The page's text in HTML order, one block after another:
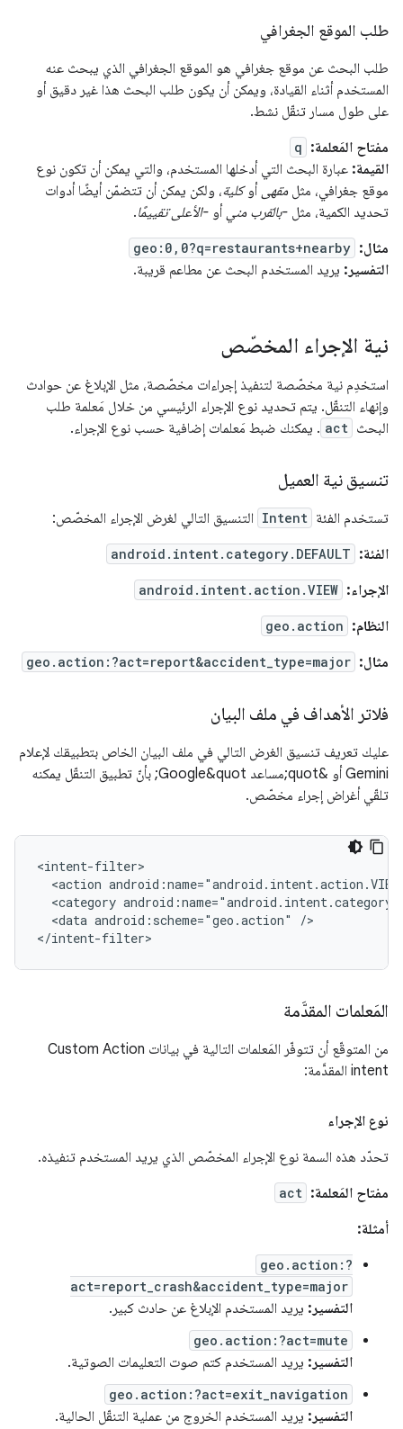
طلب الموقع الجغرافي
طلب البحث عن موقع جغرافي هو الموقع الجغرافي الذي يبحث عنه
المستخدم أثناء القيادة، ويمكن أن يكون طلب البحث هذا غير دقيق أو
على طول مسار تنقّل نشط.
مفتاح المَعلمة: q
القيمة: عبارة البحث التي أدخلها المستخدم، والتي يمكن أن تكون نوع
موقع جغرافي، مثل مقهى أوكلية، ولكن يمكن أن تتضمّن أيضًا أدوات
تحديد الكمية، مثل -بالقرب مني أو -الأعلى تقييمًا.
مثال: geo:0,0?q=restaurants+nearby
التفسير: يريد المستخدم البحث عن مطاعم قريبة.
نية الإجراء المخصّص
استخدِم نية مخصّصة لتنفيذ إجراءات مخصّصة، مثل الإبلاغ عن حوادث
وإنهاء التنقّل. يتم تحديد نوع الإجراء الرئيسي من خلال مَعلمة طلب
البحث act . يمكنك ضبط مَعلمات إضافية حسب نوع الإجراء.
تنسيق نية العميل
تستخدم الفئة Intent التنسيق التالي لغرض الإجراء المخصّص:
الفئة: android.intent.category.DEFAULT
الإجراء: android.intent.action.VIEW
النظام: geo.action
مثال: geo.action:?act=report&accident_type=major
فلاتر الأهداف في ملف البيان
عليك تعريف تنسيق الغرض التالي في ملف البيان الخاص بتطبيقك لإعلام
Gemini أو &quot;مساعد Google&quot; بأنّ تطبيق التنقّل يمكنه
تلقّي أغراض إجراء مخصّص.
<intent-filter>
<action
<category
  <data android:scheme="geo.action" />
المَعلمات المقدَّمة
من المتوقّع أن تتوفّر المَعلمات التالية في بيانات Custom Action
intent المقدَّمة:
نوع الإجراء
تحدّد هذه السمة نوع الإجراء المخصّص الذي يريد المستخدم تنفيذه.
مفتاح المَعلمة: act
أمثلة:
geo.action:?
act=report_crash&accident_type=major
التفسير: يريد المستخدم الإبلاغ عن حادث كبير.
geo.action:?act=mute
التفسير: يريد المستخدم كتم صوت التعليمات الصوتية.
geo.action:?act=exit_navigation
التفسير: يريد المستخدم الخروج من عملية التنقّل الحالية.